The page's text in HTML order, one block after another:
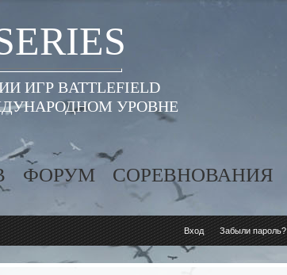
ИГР BATTLEFIELD
УРОВНЕ
ФОРУМ
СОРЕВНОВАНИЯ
Вход Забыли пароль?